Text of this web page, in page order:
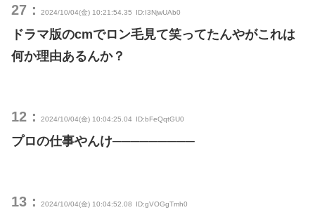
27： 2024/10/04(金) 10:21:54.35 ID:I3NjwUAb0
ドラマ版のcmでロン毛見て笑ってたんやがこれは
何か理由あるんか？
12： 2024/10/04(金) 10:04:25.04 ID:bFeQqtGU0
プロの仕事やんけ─────────
13： 2024/10/04(金) 10:04:52.08 ID:gVOGgTmh0